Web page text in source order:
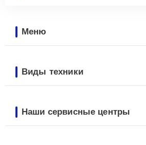
Меню
Виды техники
Наши сервисные центры